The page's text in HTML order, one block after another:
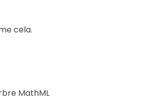
cela.
MathML